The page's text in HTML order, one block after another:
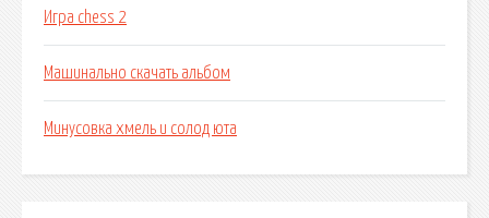
Игра chess 2
Машинально скачать альбом
Минусовка хмель и солод юта